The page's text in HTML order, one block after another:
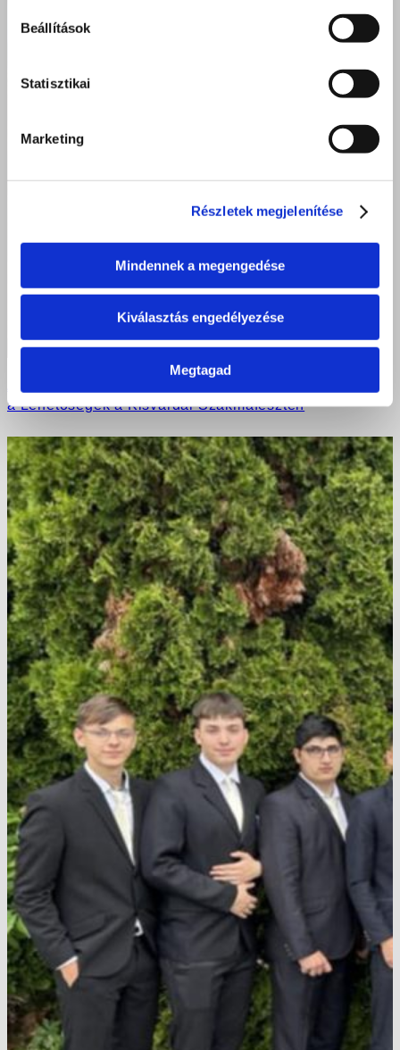
Beállítások
Statisztikai
Marketing
Részletek megjelenítése
Mindennek a megengedése
Kiválasztás engedélyezése
Megtagad
a Lehetőségek a Kisvárdai Szakmafeszten